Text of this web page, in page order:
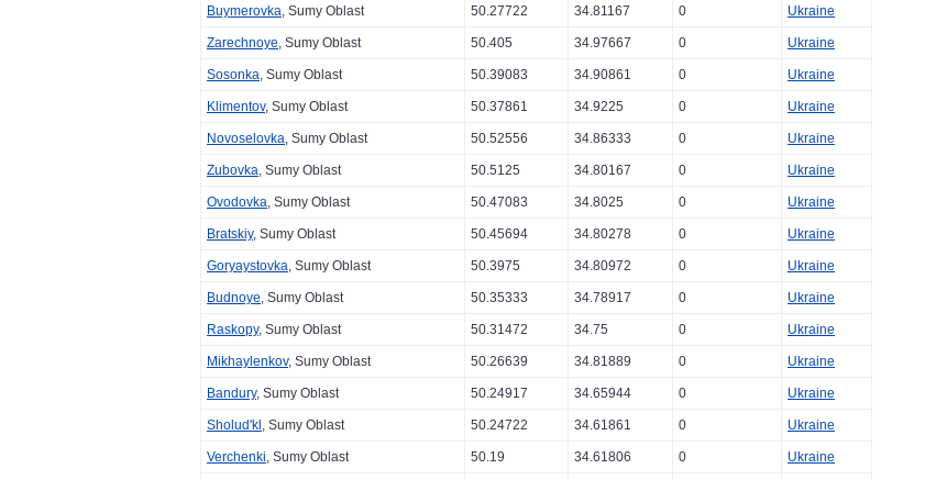
Buymerovka, Sumy Oblast 50.27722 34.81167 0 Ukraine
Zarechnoye, Sumy Oblast 50.405 34.97667 0 Ukraine
Sosonka, Sumy Oblast 50.39083 34.90861 0 Ukraine
Klimentov, Sumy Oblast 50.37861 34.9225 0 Ukraine
Novoselovka, Sumy Oblast 50.52556 34.86333 0 Ukraine
Zubovka, Sumy Oblast 50.5125 34.80167 0 Ukraine
Ovodovka, Sumy Oblast 50.47083 34.8025 0 Ukraine
Bratskiy, Sumy Oblast 50.45694 34.80278 0 Ukraine
Goryaystovka, Sumy Oblast 50.3975 34.80972 0 Ukraine
Budnoye, Sumy Oblast 50.35333 34.78917 0 Ukraine
Raskopy, Sumy Oblast 50.31472 34.75 0 Ukraine
Mikhaylenkov, Sumy Oblast 50.26639 34.81889 0 Ukraine
Bandury, Sumy Oblast 50.24917 34.65944 0 Ukraine
Sholud'kl , Sumy Oblast 50.24722 34.61861 0 Ukraine
Verchenki, Sumy Oblast 50.19 34.61806 0 Ukraine